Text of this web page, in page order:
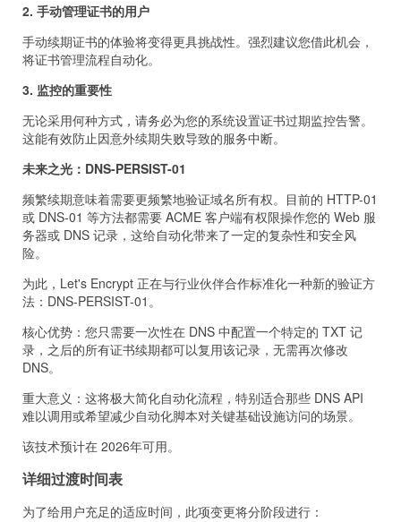
2. 手动管理证书的用户
手动续期证书的体验将变得更具挑战性。强烈建议您借此机会，
将证书管理流程自动化。
3. 监控的重要性
无论采用何种方式，请务必为您的系统设置证书过期监控告警。
这能有效防止因意外续期失败导致的服务中断。
未来之光：DNS-PERSIST-01
频繁续期意味着需要更频繁地验证域名所有权。目前的 HTTP-01
或 DNS-01 等方法都需要 ACME 客户端有权限操作您的 Web 服
务器或 DNS 记录，这给自动化带来了一定的复杂性和安全风
险。
为此，Let's Encrypt 正在与行业伙伴合作标准化一种新的验证方
法：DNS-PERSIST-01。
核心优势：您只需要一次性在 DNS 中配置一个特定的 TXT 记
录，之后的所有证书续期都可以复用该记录，无需再次修改
DNS。
重大意义：这将极大简化自动化流程，特别适合那些 DNS API
难以调用或希望减少自动化脚本对关键基础设施访问的场景。
该技术预计在 2026年可用。
详细过渡时间表
为了给用户充足的适应时间，此项变更将分阶段进行：